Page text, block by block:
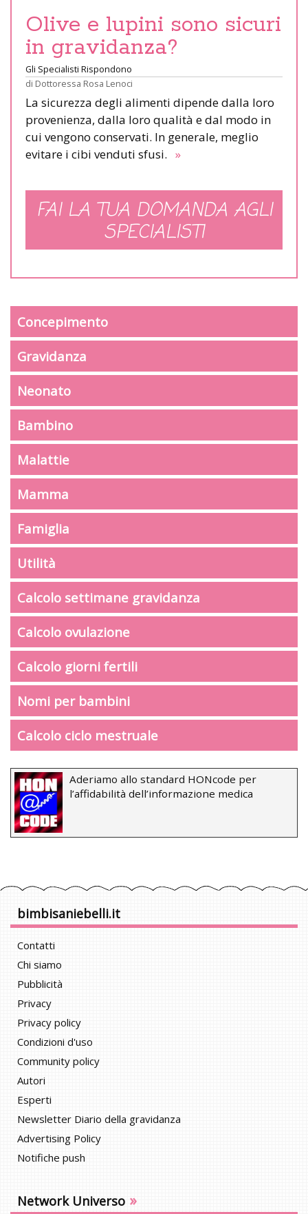
Olive e lupini sono sicuri
in gravidanza?
Gli Specialisti Rispondono
di Dottoressa Rosa Lenoci
La sicurezza degli alimenti dipende dalla loro
provenienza, dalla loro qualità e dal modo in
cui vengono conservati. In generale, meglio
evitare i cibi venduti sfusi. »
FAI LA TUA DOMANDA AGLI
SPECIALISTI
Concepimento
Gravidanza
Neonato
Bambino
Malattie
Mamma
Famiglia
Utilità
Calcolo settimane gravidanza
Calcolo ovulazione
Calcolo giorni fertili
Nomi per bambini
Calcolo ciclo mestruale
Aderiamo allo standard HONcode per
l’affidabilità dell’informazione medica
bimbisaniebelli.it
Contatti
Chi siamo
Pubblicità
Privacy
Privacy policy
Condizioni d'uso
Community policy
Autori
Esperti
Newsletter Diario della gravidanza
Advertising Policy
Notifiche push
Network Universo »